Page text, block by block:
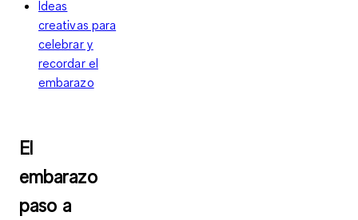
Ideas
creativas para
celebrar y
recordar el
embarazo
El
embarazo
paso a